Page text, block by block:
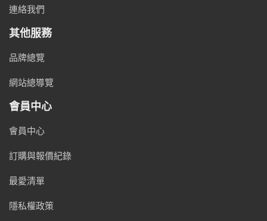
連絡我們
其他服務
品牌總覽
網站總導覽
會員中心
會員中心
訂購與報價紀錄
最愛清單
隱私權政策